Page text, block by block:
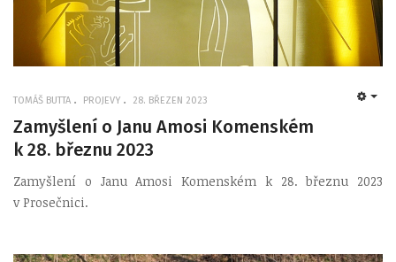
TOMÁŠ BUTTA PROJEVY 28. BŘEZEN 2023
Zamyšlení o Janu Amosi Komenském
k 28. březnu 2023
Zamyšlení o Janu Amosi Komenském k 28. březnu 2023
v Prosečnici.